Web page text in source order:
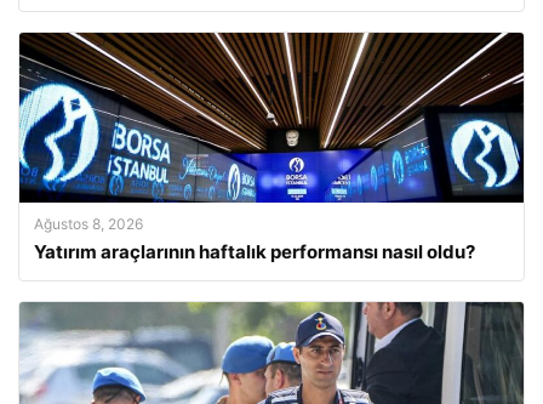
Ağustos 8, 2026
Yatırım araçlarının haftalık performansı nasıl oldu?